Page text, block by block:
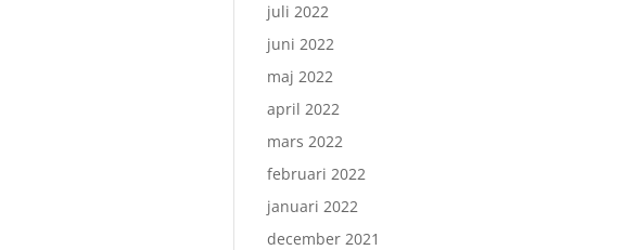
juli 2022
juni 2022
maj 2022
april 2022
mars 2022
februari 2022
januari 2022
december 2021